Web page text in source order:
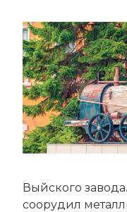
Выйского
соорудил